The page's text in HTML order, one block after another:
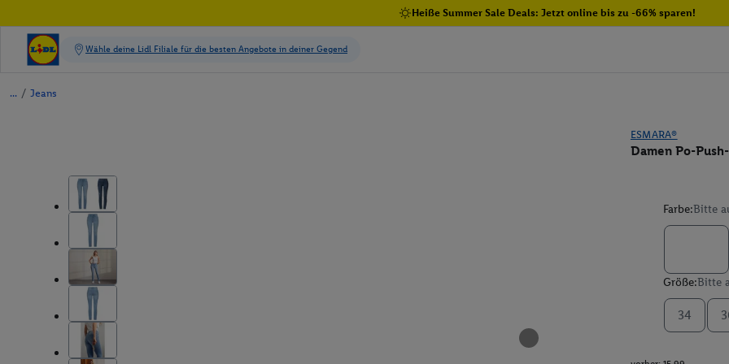
Heiße Summer Sale Deals: Jetzt online bis zu -66% sparen!
/ Jeans
ESMARA®
Damen Po-
Farbe:Bitte
Größe:Bitte
34